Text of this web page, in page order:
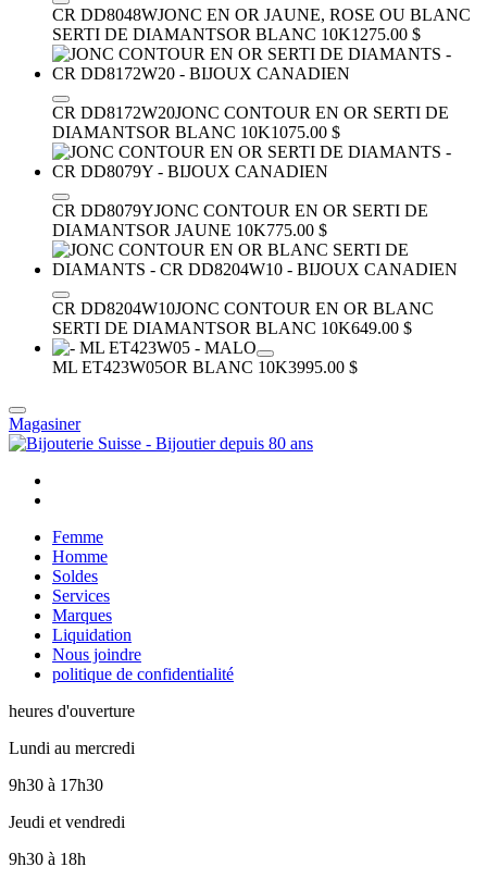
CR DD8048WJONC EN OR JAUNE, ROSE OU BLANC
SERTI DE DIAMANTSOR BLANC 10K1275.00 $
CR DD8172W20JONC CONTOUR EN OR SERTI DE
DIAMANTSOR BLANC 10K1075.00 $
CR DD8079YJONC CONTOUR EN OR SERTI DE
DIAMANTSOR JAUNE 10K775.00 $
CR DD8204W10JONC CONTOUR EN OR BLANC
SERTI DE DIAMANTSOR BLANC 10K649.00 $
ML ET423W05OR BLANC 10K3995.00 $
Magasiner
Femme
Homme
Soldes
Services
Marques
Liquidation
Nous joindre
politique de confidentialité
heures d'ouverture
Lundi au mercredi
9h30 à 17h30
Jeudi et vendredi
9h30 à 18h